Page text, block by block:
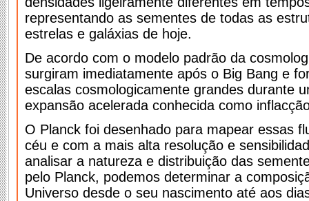
representando as sementes de todas as
estrelas e galáxias de hoje.
De acordo com o modelo padrão da
surgiram imediatamente após o Big Bang e
escalas cosmologicamente grandes durante
expansão acelerada conhecida como
O Planck foi desenhado para mapear essas
céu e com a mais alta resolução e
analisar a natureza e distribuição das
pelo Planck, podemos determinar a
Universo desde o seu nascimento até aos